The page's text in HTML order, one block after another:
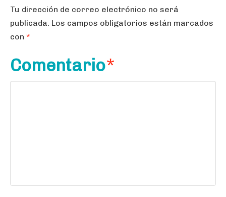
Tu dirección de correo electrónico no será
publicada. Los campos obligatorios están marcados
con *
Comentario*